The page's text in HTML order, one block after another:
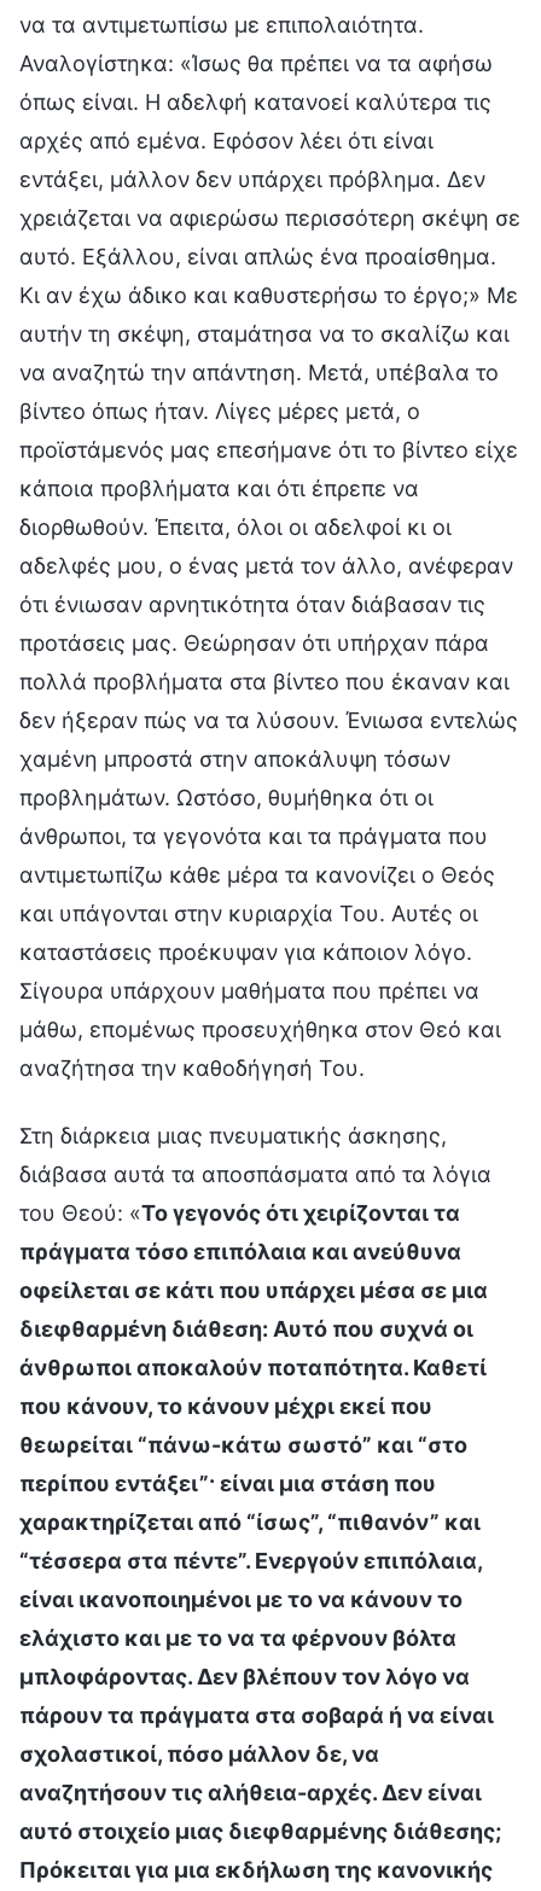
να τα αντιμετωπίσω με επιπολαιότητα.
Αναλογίστηκα: «Ίσως θα πρέπει να τα αφήσω
όπως είναι. Η αδελφή κατανοεί καλύτερα τις
αρχές από εμένα. Εφόσον λέει ότι είναι
εντάξει, μάλλον δεν υπάρχει πρόβλημα. Δεν
χρειάζεται να αφιερώσω περισσότερη σκέψη σε
αυτό. Εξάλλου, είναι απλώς ένα προαίσθημα.
Κι αν έχω άδικο και καθυστερήσω το έργο;» Με
αυτήν τη σκέψη, σταμάτησα να το σκαλίζω και
να αναζητώ την απάντηση. Μετά, υπέβαλα το
βίντεο όπως ήταν. Λίγες μέρες μετά, ο
προϊστάμενός μας επεσήμανε ότι το βίντεο είχε
κάποια προβλήματα και ότι έπρεπε να
διορθωθούν. Έπειτα, όλοι οι αδελφοί κι οι
αδελφές μου, ο ένας μετά τον άλλο, ανέφεραν
ότι ένιωσαν αρνητικότητα όταν διάβασαν τις
προτάσεις μας. Θεώρησαν ότι υπήρχαν πάρα
πολλά προβλήματα στα βίντεο που έκαναν και
δεν ήξεραν πώς να τα λύσουν. Ένιωσα εντελώς
χαμένη μπροστά στην αποκάλυψη τόσων
προβλημάτων. Ωστόσο, θυμήθηκα ότι οι
άνθρωποι, τα γεγονότα και τα πράγματα που
αντιμετωπίζω κάθε μέρα τα κανονίζει ο Θεός
και υπάγονται στην κυριαρχία Του. Αυτές οι
καταστάσεις προέκυψαν για κάποιον λόγο.
Σίγουρα υπάρχουν μαθήματα που πρέπει να
μάθω, επομένως προσευχήθηκα στον Θεό και
αναζήτησα την καθοδήγησή Του.
Στη διάρκεια μιας πνευματικής άσκησης,
διάβασα αυτά τα αποσπάσματα από τα λόγια
του Θεού: «Το γεγονός ότι χειρίζονται τα
πράγματα τόσο επιπόλαια και ανεύθυνα
οφείλεται σε κάτι που υπάρχει μέσα σε μια
διεφθαρμένη διάθεση: Αυτό που συχνά οι
άνθρωποι αποκαλούν ποταπότητα. Καθετί
που κάνουν, το κάνουν μέχρι εκεί που
θεωρείται “πάνω-κάτω σωστό” και “στο
περίπου εντάξει”· είναι μια στάση που
χαρακτηρίζεται από “ίσως”, “πιθανόν” και
“τέσσερα στα πέντε”. Ενεργούν επιπόλαια,
είναι ικανοποιημένοι με το να κάνουν το
ελάχιστο και με το να τα φέρνουν βόλτα
μπλοφάροντας. Δεν βλέπουν τον λόγο να
πάρουν τα πράγματα στα σοβαρά ή να είναι
σχολαστικοί, πόσο μάλλον δε, να
αναζητήσουν τις αλήθεια-αρχές. Δεν είναι
αυτό στοιχείο μιας διεφθαρμένης διάθεσης;
Πρόκειται για μια εκδήλωση της κανονικής